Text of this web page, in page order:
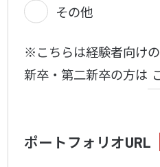
その他
※こちらは経験者向けの
新卒・第二新卒の方は
ポートフォリオURL